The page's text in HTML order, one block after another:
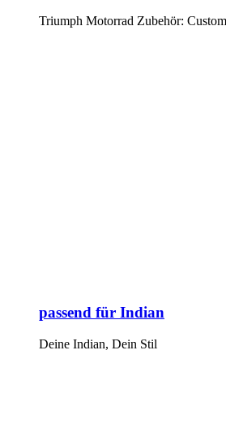
Triumph Motorrad Zubehör:
passend für Indian
Deine Indian, Dein Stil